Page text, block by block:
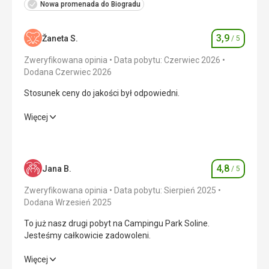
Ta recenzja została automatycznie przetłumaczona za
Nowa promenada do Biogradu
Žaneta S. Ocena
3,9 / 5
Zweryfikowana opinia
Data pobytu: Czerwiec 2026
Dodana Czerwiec 2026
Stosunek ceny do jakości był odpowiedni.
Stosunek ceny do jakości był odpowiedni.
Okolica 4,0/ 5
Usługi
Plaża była nieco dalej od domku mobilnego, ale nam to nie
Więcej
Jana B. Ocena
4,8 / 5
Zweryfikowana opinia
Data pobytu: Sierpień 2025
Dodana Wrzesień 2025
To już nasz drugi pobyt na Campingu Park Soline.
Jesteśmy całkowicie zadowoleni.
To już nasz drugi pobyt na Campingu Park Soline.
Więcej